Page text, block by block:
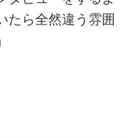
たら全然違う雰囲